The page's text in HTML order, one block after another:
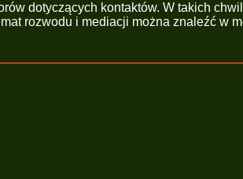
dotyczących kontaktów. W takich
rozwodu i mediacji można znaleźć w